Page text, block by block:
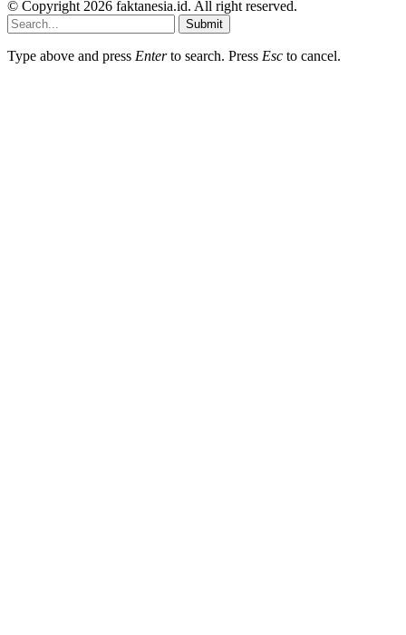
© Copyright 2026 faktanesia.id. All right reserved.
Submit
Type above and press Enterto search. Press Esc to cancel.